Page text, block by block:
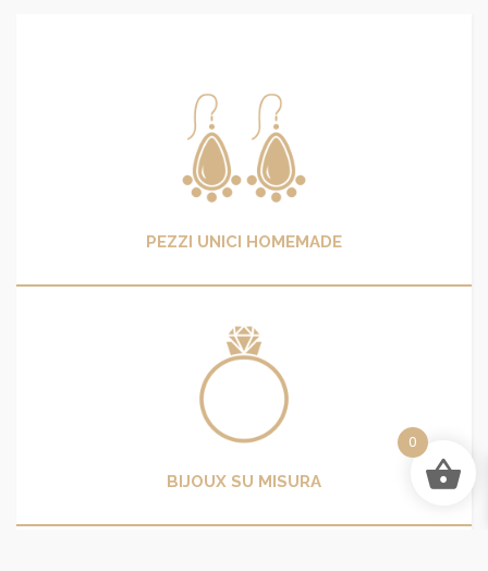
PEZZI UNICI HOMEMADE
BIJOUX SU MISURA
0